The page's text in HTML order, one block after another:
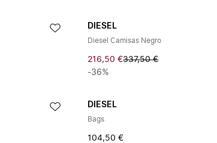
DIESEL
Diesel Camisas Negro
216,50 €337,50 €
-36%
DIESEL
Bags
104,50 €